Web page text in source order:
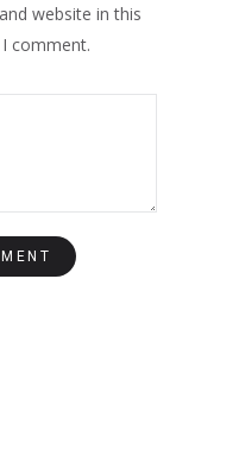
website in this
comment.